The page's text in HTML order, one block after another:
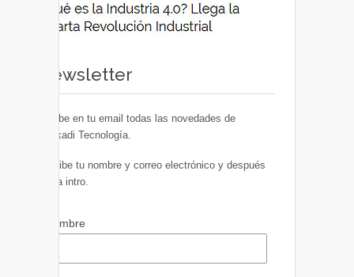
Newsletter
Recibe en tu email todas las novedades de
Euskadi Tecnología.
Escribe tu nombre y correo electrónico y después
pulsa intro.
Nombre